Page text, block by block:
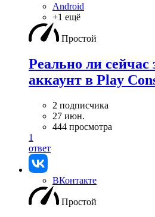
Android
+1 ещё
Простой
Реально ли сейчас
аккаунт в Play
2 подписчика
27 июн.
444 просмотра
1
ответ
ВКонтакте
Простой